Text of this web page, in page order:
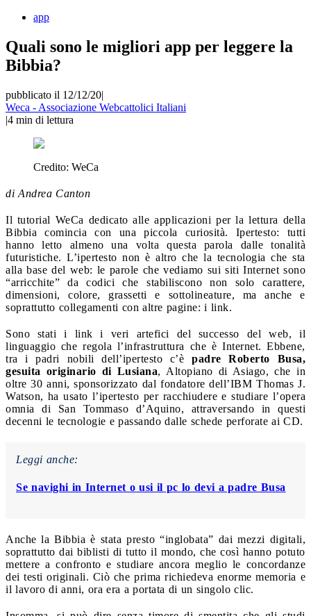
app
Quali sono le migliori app per leggere la
Bibbia?
pubblicato il 12/12/20|
Weca - Associazione Webcattolici Italiani
|4 min di lettura
Credito: WeCa
di Andrea Canton
Il tutorial WeCa dedicato alle applicazioni per la lettura della
Bibbia comincia con una piccola curiosità. Ipertesto: tutti
hanno letto almeno una volta questa parola dalle tonalità
futuristiche. L’ipertesto non è altro che la tecnologia che sta
alla base del web: le parole che vediamo sui siti Internet sono
“arricchite” da codici che stabiliscono non solo carattere,
dimensioni, colore, grassetti e sottolineature, ma anche e
soprattutto collegamenti con altre pagine: i link.
Sono stati i link i veri artefici del successo del web, il
linguaggio che regola l’infrastruttura che è Internet. Ebbene,
tra i padri nobili dell’ipertesto c’èpadre Roberto Busa,
gesuita originario di Lusiana, Altopiano di Asiago, che in
oltre 30 anni, sponsorizzato dal fondatore dell’IBM Thomas J.
Watson, ha usato l’ipertesto per racchiudere e studiare l’opera
omnia di San Tommaso d’Aquino, attraversando in questi
decenni le tecnologie e passando dalle schede perforate ai CD.
Leggi anche:
Se navighi in Internet o usi il pc lo devi a padre Busa
Anche la Bibbia è stata presto “inglobata” dai mezzi digitali,
soprattutto dai biblisti di tutto il mondo, che così hanno potuto
mettere a confronto e studiare ancora meglio le concordanze
dei testi originali. Ciò che prima richiedeva enorme memoria e
il lavoro di anni, ora era a portata di un singolo clic.